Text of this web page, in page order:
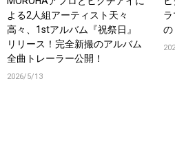
よる2人組アーティスト天々
高々、1stアルバム『祝祭日』
リリース！完全新撮のアルバム
全曲トレーラー公開！
2026/5/13
ラ
の